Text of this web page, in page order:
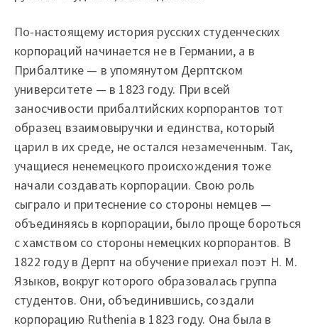
По-настоящему история русских студенческих
корпораций начинается не в Германии, а в
Прибалтике — в упомянутом Дерптском
университете — в 1823 году. При всей
заносчивости прибалтийских корпорантов тот
образец взаимовыручки и единства, который
царил в их среде, не остался незамеченным. Так,
учащиеся ненемецкого происхождения тоже
начали создавать корпорации. Свою роль
сыграло и притеснение со стороны немцев —
объединяясь в корпорации, было проще бороться
с хамством со стороны немецких корпорантов. В
1822 году в Дерпт на обучение приехал поэт Н. М.
Языков, вокруг которого образовалась группа
студентов. Они, объединившись, создали
корпорацию Ruthenia в 1823 году. Она была в